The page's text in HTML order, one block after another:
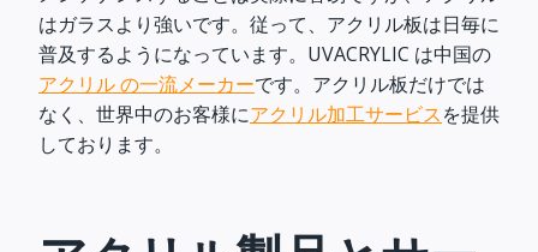
はガラスより強いです。従って、アクリル板は日毎に
普及するようになっています。UVACRYLIC は中国の
アクリル の一流メーカーです。アクリル板だけでは
なく、世界中のお客様にアクリル加工サービスを提供
しております。